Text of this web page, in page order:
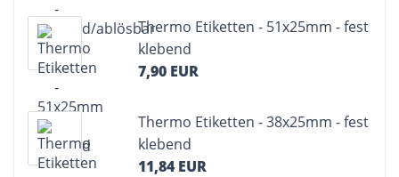
Thermo Etiketten - 51x25mm - fest
klebend
7,90 EUR
Thermo Etiketten - 38x25mm - fest
klebend
11,84 EUR